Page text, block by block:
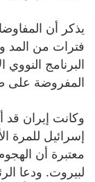
يذكر أن
فترات من المد
البرنامج النووي
المفروضة على
وكانت إيران قد
إسرائيل للمرة
معتبرة أن
لبيروت. ودعا